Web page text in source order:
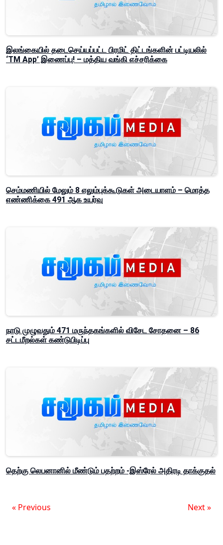
இலங்கையில் தடைசெய்யப்பட்ட பிரமிட் திட்டங்களின் பட்டியலில்
‘TM App’ இணைப்பு! – மத்திய வங்கி எச்சரிக்கை
செம்மணியில் மேலும் 8 எலும்புக்கூடுகள் அடையாளம் – மொத்த
எண்ணிக்கை 491 ஆக உயர்வு
நாடு முழுவதும் 471 மருந்தகங்களில் விசேட சோதனை – 86
சட்டமீறல்கள் கண்டுபிடிப்பு
தெற்கு லெபனானில் மீண்டும் பதற்றம் -இஸ்ரேல் அதிரடி தாக்குதல்
« Previous Next »